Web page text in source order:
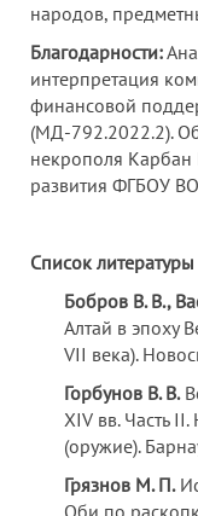
народов,
Благодарности:
интерпретация
финансовой
(МД-792.2022.2).
некрополя
развития ФГБОУ
Список литературы
Бобров В. В.,
Алтай в эпоху
VII века).
Горбунов В. В.
XIV вв. Часть
(оружие).
Грязнов М. П.
Оби по